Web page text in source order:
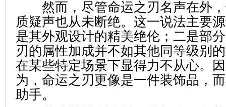
然而，尽管命运之刃名声在外，
质疑声也从未断绝。这一说法主要
是其外观设计的精美绝伦；二是部
刃的属性加成并不如其他同等级别
在某些特定场景下显得力不从心。
为，命运之刃更像是一件装饰品，
助手。